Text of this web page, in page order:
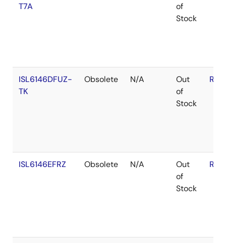
T7A
of
Stock
ISL6146DFUZ-
TK
Obsolete N/A
Out
of
Stock
ISL6146EFRZ Obsolete N/A
Out
of
Stock